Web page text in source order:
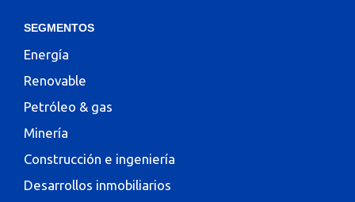
SEGMENTOS
Energía
Renovable
Petróleo & gas
Minería
Construcción e ingeniería
Desarrollos inmobiliarios